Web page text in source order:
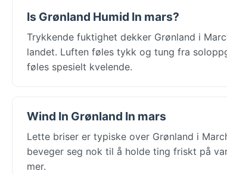
Is Grønland Humid In mars?
Trykkende fuktighet dekker Grønland i
landet. Luften føles tykk og tung fra
føles spesielt kvelende.
Wind In Grønland In mars
Lette briser er typiske over Grønland i
beveger seg nok til å holde ting friskt på
mer.